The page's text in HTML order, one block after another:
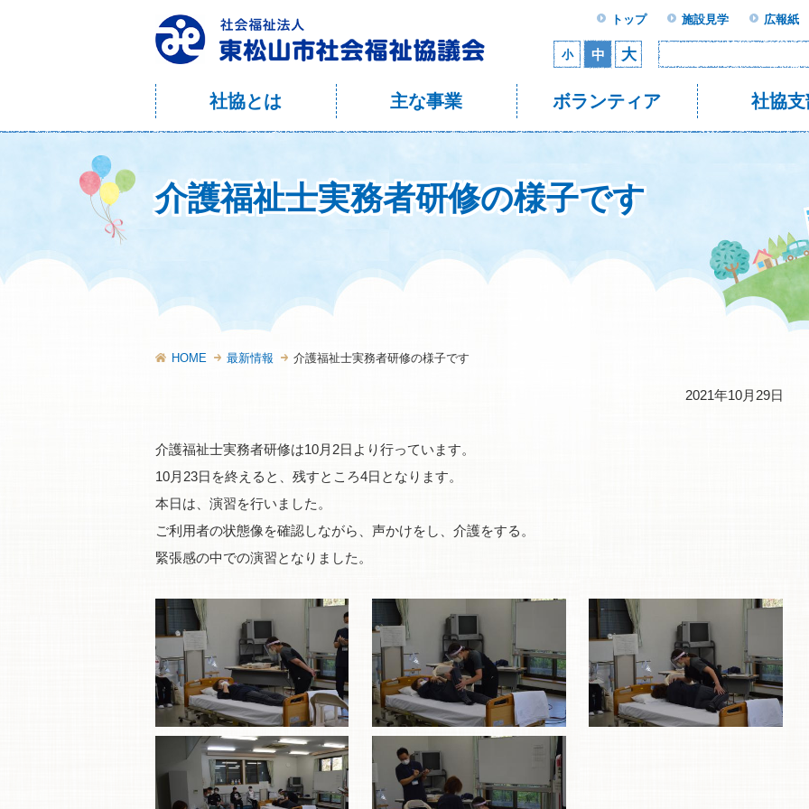
社協とは 主な事業 ボランティア 社協支
トップ 施設見学 広報紙
小 中 大
介護福祉士実務者研修の様子です
HOME 最新情報 介護福祉士実務者研修の様子です
2021年10月29日
介護福祉士実務者研修は10月2日より行っています。
10月23日を終えると、残すところ4日となります。
本日は、演習を行いました。
ご利用者の状態像を確認しながら、声かけをし、介護をする。
緊張感の中での演習となりました。